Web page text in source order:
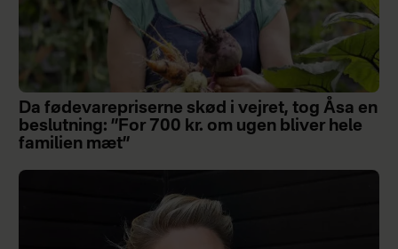
Da fødevarepriserne skød i vejret, tog Åsa en
beslutning: ”For 700 kr. om ugen bliver hele
familien mæt”